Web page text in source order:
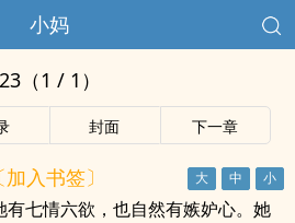
小妈
23（1 / 1）
封面 下一章
〔加入书签〕
有七情六欲，也自然有嫉妒心。她